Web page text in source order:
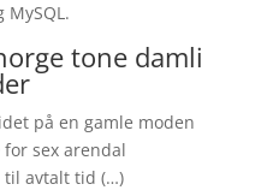
MySQL.
tone damli
på en gamle moden
sex arendal
til avtalt tid (…)